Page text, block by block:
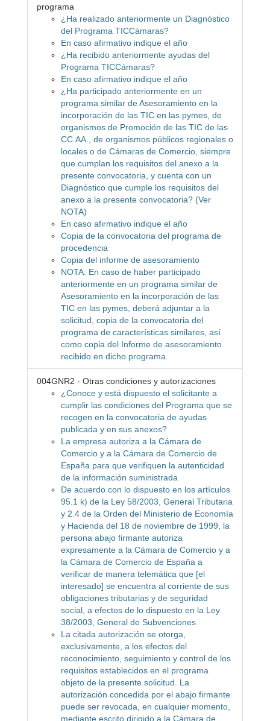
programa
¿Ha realizado anteriormente un Diagnóstico
del Programa TICCámaras?
En caso afirmativo indique el año
¿Ha recibido anteriormente ayudas del
Programa TICCámaras?
En caso afirmativo indique el año
¿Ha participado anteriormente en un
programa similar de Asesoramiento en la
incorporación de las TIC en las pymes, de
organismos de Promoción de las TIC de las
CC.AA., de organismos públicos regionales o
locales o de Cámaras de Comercio, siempre
que cumplan los requisitos del anexo a la
presente convocatoria, y cuenta con un
Diagnóstico que cumple los requisitos del
anexo a la presente convocatoria? (Ver
NOTA)
En caso afirmativo indique el año
Copia de la convocatoria del programa de
procedencia
Copia del informe de asesoramiento
NOTA: En caso de haber participado
anteriormente en un programa similar de
Asesoramiento en la incorporación de las
TIC en las pymes, deberá adjuntar a la
solicitud, copia de la convocatoria del
programa de características similares, así
como copia del Informe de asesoramiento
recibido en dicho programa.
004GNR2 - Otras condiciones y autorizaciones
¿Conoce y está dispuesto el solicitante a
cumplir las condiciones del Programa que se
recogen en la convocatoria de ayudas
publicada y en sus anexos?
La empresa autoriza a la Cámara de
Comercio y a la Cámara de Comercio de
España para que verifiquen la autenticidad
de la información suministrada
De acuerdo con lo dispuesto en los artículos
95.1 k) de la Ley 58/2003, General Tributaria
y 2.4 de la Orden del Ministerio de Economía
y Hacienda del 18 de noviembre de 1999, la
persona abajo firmante autoriza
expresamente a la Cámara de Comercio y a
la Cámara de Comercio de España a
verificar de manera telemática que [el
interesado] se encuentra al corriente de sus
obligaciones tributarias y de seguridad
social, a efectos de lo dispuesto en la Ley
38/2003, General de Subvenciones
La citada autorización se otorga,
exclusivamente, a los efectos del
reconocimiento, seguimiento y control de los
requisitos establecidos en el programa
objeto de la presente solicitud. La
autorización concedida por el abajo firmante
puede ser revocada, en cualquier momento,
mediante escrito dirigido a la Cámara de